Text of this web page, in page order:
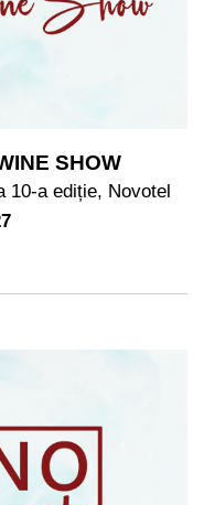
SHOW
10-a ediție, Novotel